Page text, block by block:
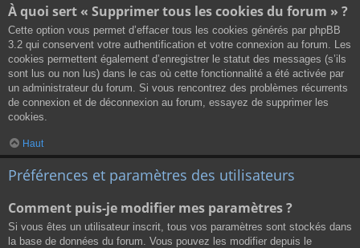
À quoi sert « Supprimer tous les cookies du forum » ?
Cette option vous permet d’effacer tous les cookies générés par phpBB
3.2 qui conservent votre authentification et votre connexion au forum. Les
cookies permettent également d’enregistrer le statut des messages (s’ils
sont lus ou non lus) dans le cas où cette fonctionnalité a été activée par
un administrateur du forum. Si vous rencontrez des problèmes récurrents
de connexion et de déconnexion au forum, essayez de supprimer les
cookies.
Haut
Préférences et paramètres des utilisateurs
Comment puis-je modifier mes paramètres ?
Si vous êtes un utilisateur inscrit, tous vos paramètres sont stockés dans
la base de données du forum. Vous pouvez les modifier depuis le